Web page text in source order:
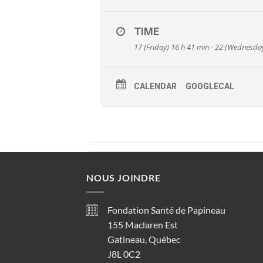
TIME
17 (Friday) 16 h 41 min - 22
CALENDAR GOOGLECAL
NOUS JOINDRE
Fondation Santé de Papineau
155 Maclaren Est
Gatineau, Québec
J8L 0C2